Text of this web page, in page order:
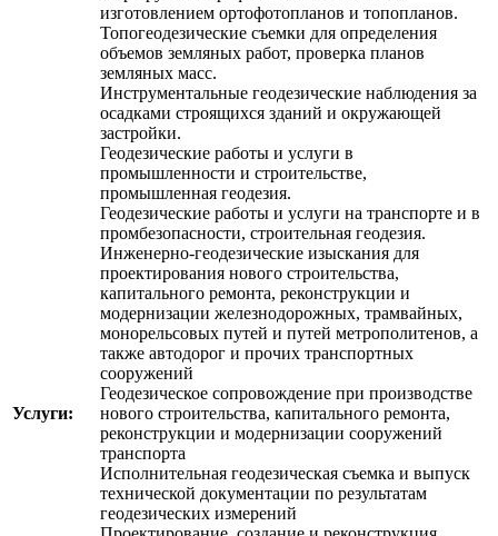
Услуги:
изготовлением ортофотопланов и топопланов.
Топогеодезические съемки для определения
объемов земляных работ, проверка планов
земляных масс.
Инструментальные геодезические наблюдения за
осадками строящихся зданий и окружающей
застройки.
Геодезические работы и услуги в
промышленности и строительстве,
промышленная геодезия.
Геодезические работы и услуги на транспорте и в
промбезопасности, строительная геодезия.
Инженерно-геодезические изыскания для
проектирования нового строительства,
капитального ремонта, реконструкции и
модернизации железнодорожных, трамвайных,
монорельсовых путей и путей метрополитенов, а
также автодорог и прочих транспортных
сооружений
Геодезическое сопровождение при производстве
нового строительства, капитального ремонта,
реконструкции и модернизации сооружений
транспорта
Исполнительная геодезическая съемка и выпуск
технической документации по результатам
геодезических измерений